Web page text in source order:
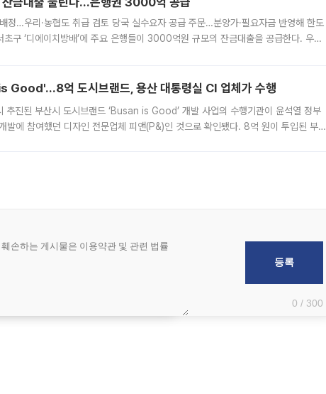
정…우리·농협도 취급 검토 당국 실수요자 공급 주문…분양가·필요자금 반영해 한도
구 ‘디에이치방배’에 주요 은행들이 3000억원 규모의 잔금대출을 공급한다. 우리
Good'…8억 도시브랜드, 용산 대통령실 CI 업체가 수행
추진된 부산시 도시브랜드 ‘Busan is Good’ 개발 사업의 수행기관이 윤석열 정부
발에 참여했던 디자인 전문업체 피앤(P&)인 것으로 확인됐다. 8억 원이 투입된 부산
0 / 300